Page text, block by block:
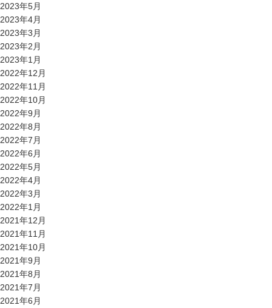
2023年5月
2023年4月
2023年3月
2023年2月
2023年1月
2022年12月
2022年11月
2022年10月
2022年9月
2022年8月
2022年7月
2022年6月
2022年5月
2022年4月
2022年3月
2022年1月
2021年12月
2021年11月
2021年10月
2021年9月
2021年8月
2021年7月
2021年6月